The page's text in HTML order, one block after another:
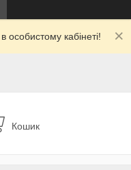
кабінеті!
Кошик